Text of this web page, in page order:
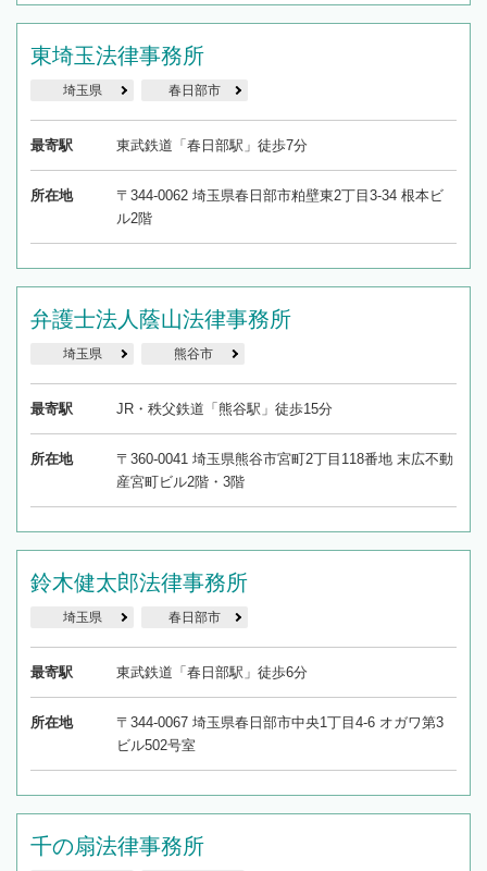
東埼玉法律事務所
埼玉県 春日部市
最寄駅 東武鉄道「春日部駅」徒歩7分
所在地
〒344-0062 埼玉県春日部市粕壁東2丁目3-34 根本ビ
ル2階
弁護士法人蔭山法律事務所
埼玉県 熊谷市
最寄駅 JR・秩父鉄道「熊谷駅」徒歩15分
所在地
〒360-0041 埼玉県熊谷市宮町2丁目118番地 末広不動
産宮町ビル2階・3階
鈴木健太郎法律事務所
埼玉県 春日部市
最寄駅 東武鉄道「春日部駅」徒歩6分
所在地
〒344-0067 埼玉県春日部市中央1丁目4-6 オガワ第3
ビル502号室
千の扇法律事務所